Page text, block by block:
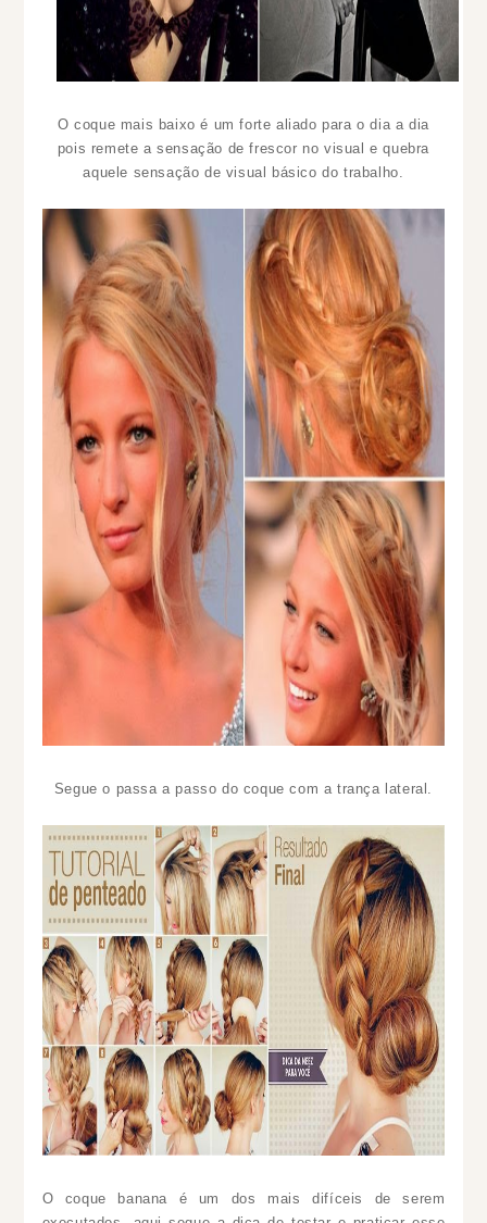
O coque mais baixo é um forte aliado para o dia a dia
pois remete a sensação de frescor no visual e quebra
aquele sensação de visual básico do trabalho.
Segue o passa a passo do coque com a trança lateral.
O coque banana é um dos mais difíceis de serem